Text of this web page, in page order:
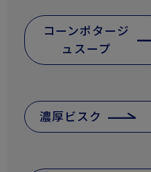
コーンポタージ
ュスープ
濃厚ビスク